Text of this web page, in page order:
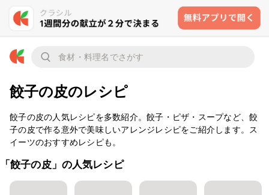
餃子の皮のレシピ
餃子の皮の人気レシピを多数紹介。餃子・ピザ・スープなど、餃
子の皮で作る意外で美味しいアレンジレシピをご紹介します。ス
イーツのおすすめレシピも。
「餃子の皮」の人気レシピ